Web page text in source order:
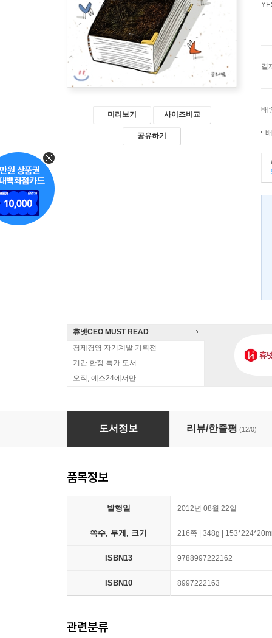
미리보기 사이즈비교
공유하기
결
배
휴넷CEO MUST READ
경제경영 자기계발 기획전
기간 한정 특가 도서
오직, 예스24에서만
지금 꿈꾸라, 사랑하라, 행복하라
도서정보 리뷰/한줄평 (12/0)
품목정보
발행일 2012년 08월 22일
쪽수, 무게, 크기 216쪽 | 348g |
ISBN13 9788997222162
ISBN10 8997222163
관련분류